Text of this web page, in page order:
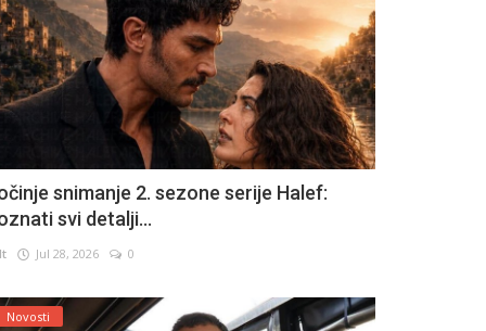
snimanje 2. sezone serije Halef:
svi detalji...
Jul 28, 2026 0
Novosti